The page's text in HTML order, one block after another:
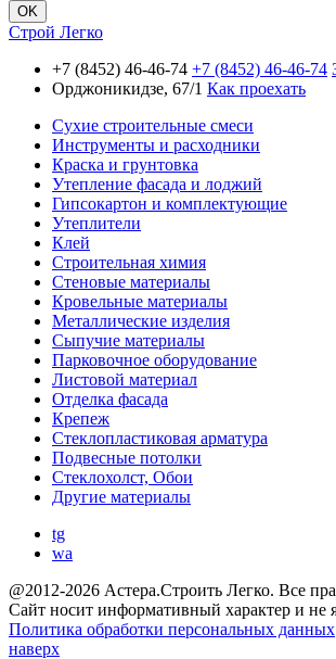
OK
Строй Легко
+7 (8452) 46-46-74 +7 (8452) 46-46-74
Орджоникидзе, 67/1 Как проехать
Сухие строительные смеси
Инструменты и расходники
Краска и грунтовка
Утепление фасада и лоджий
Гипсокартон и комплектующие
Утеплители
Клей
Строительная химия
Стеновые материалы
Кровельные материалы
Металлические изделия
Сыпучие материалы
Парковочное оборудование
Листовой материал
Отделка фасада
Крепеж
Стеклопластиковая арматура
Подвесные потолки
Стеклохолст, Обои
Другие материалы
tg
wa
@2012-2026 Астера.Строить Легко. Все
Сайт носит информативный характер и не
Политика обработки персональных данных
наверх